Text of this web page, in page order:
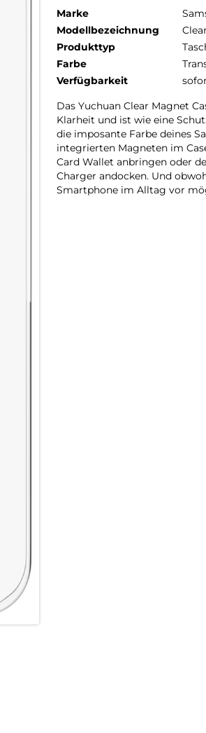
Marke
Modellbezeichnung
Produkttyp
Farbe
Verfügbarkeit
Das Yuchuan Clear Magnet
Klarheit und ist wie eine
die imposante Farbe deines
integrierten Magneten im
Card Wallet anbringen oder
Charger andocken. Und
Smartphone im Alltag vor